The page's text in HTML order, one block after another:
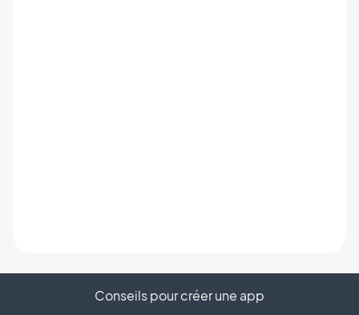
Conseils pour créer une app